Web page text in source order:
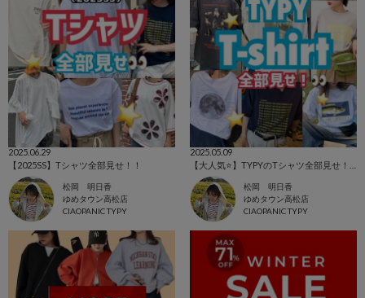
2025.06.29
【2025SS】Tシャツ全部見せ！！
松岡 明日香
ゆめタウン高松店
CIAOPANIC TYPY
2025.05.09
松岡 明日香
ゆめタウン高松店
CIAOPANIC TYPY